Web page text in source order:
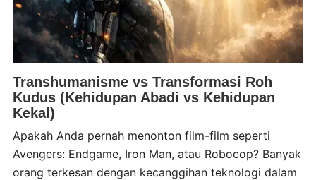
Transhumanisme vs Transformasi Roh
Kudus (Kehidupan Abadi vs Kehidupan
Kekal)
Apakah Anda pernah menonton film-film seperti
Avengers: Endgame, Iron Man, atau Robocop? Banyak
orang terkesan dengan kecanggihan teknologi dalam